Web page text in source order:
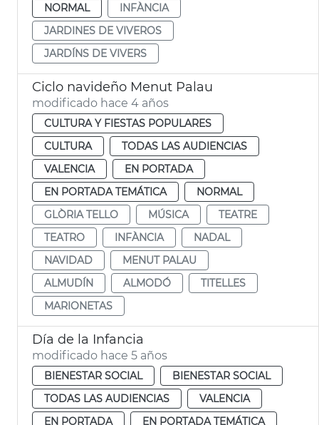
NORMAL
INFÀNCIA
JARDINES DE VIVEROS
JARDÍNS DE VIVERS
Ciclo navideño Menut Palau
modificado hace 4 años
CULTURA Y FIESTAS POPULARES
CULTURA
TODAS LAS AUDIENCIAS
VALENCIA
EN PORTADA
EN PORTADA TEMÁTICA
NORMAL
GLÒRIA TELLO
MÚSICA
TEATRE
TEATRO
INFÀNCIA
NADAL
NAVIDAD
MENUT PALAU
ALMUDÍN
ALMODÓ
TITELLES
MARIONETAS
Día de la Infancia
modificado hace 5 años
BIENESTAR SOCIAL
BIENESTAR SOCIAL
TODAS LAS AUDIENCIAS
VALENCIA
EN PORTADA
EN PORTADA TEMÁTICA